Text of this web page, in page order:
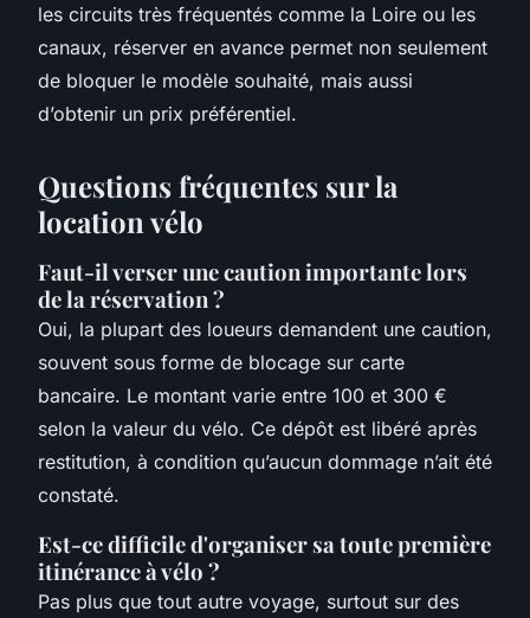
les circuits très fréquentés comme la Loire ou les
canaux, réserver en avance permet non seulement
de bloquer le modèle souhaité, mais aussi
d’obtenir un prix préférentiel.
Questions fréquentes sur la
location vélo
Faut-il verser une caution importante lors
de la réservation ?
Oui, la plupart des loueurs demandent une caution,
souvent sous forme de blocage sur carte
bancaire. Le montant varie entre 100 et 300 €
selon la valeur du vélo. Ce dépôt est libéré après
restitution, à condition qu’aucun dommage n’ait été
constaté.
Est-ce difficile d'organiser sa toute première
itinérance à vélo ?
Pas plus que tout autre voyage, surtout sur des